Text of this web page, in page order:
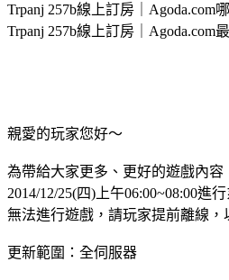
Trpanj 257b線上訂房｜Agoda.com
Trpanj 257b線上訂房｜Agoda.com
親愛的玩家您好～
為帶給大家更多、更好的遊戲內容
2014/12/25(四)上午06:00~08:00進
無法進行遊戲，請玩家提前離線，
更新範圍：全伺服器